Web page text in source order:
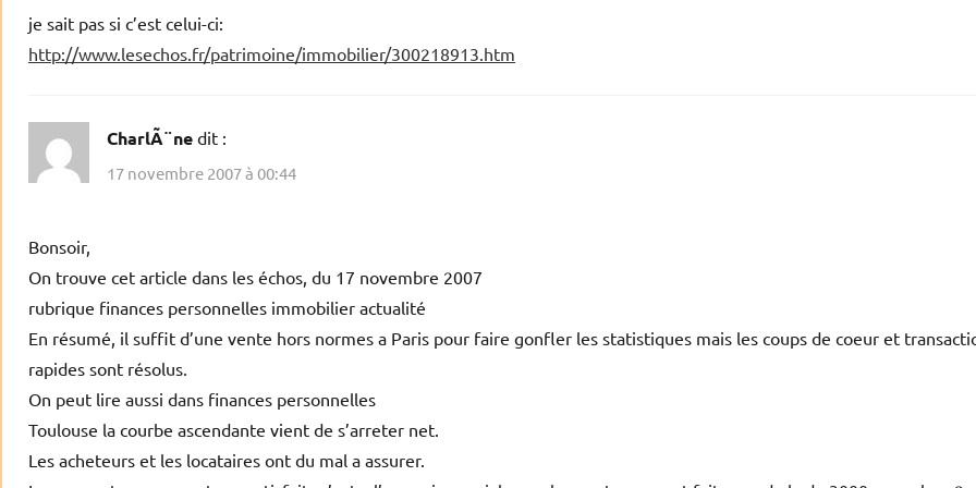
je sait pas si c’est celui-ci:
http://www.lesechos.fr/patrimoine/immobilier/300218913.htm
CharlÃ¨ne dit :
17 novembre 2007 à 00:44
Bonsoir,
On trouve cet article dans les échos, du 17 novembre 2007
rubrique finances personnelles immobilier actualité
En résumé, il suffit d’une vente hors normes a Paris pour faire gonfler les statistiques mais les coups de coeur et
rapides sont résolus.
On peut lire aussi dans finances personnelles
Toulouse la courbe ascendante vient de s’arreter net.
Les acheteurs et les locataires ont du mal a assurer.